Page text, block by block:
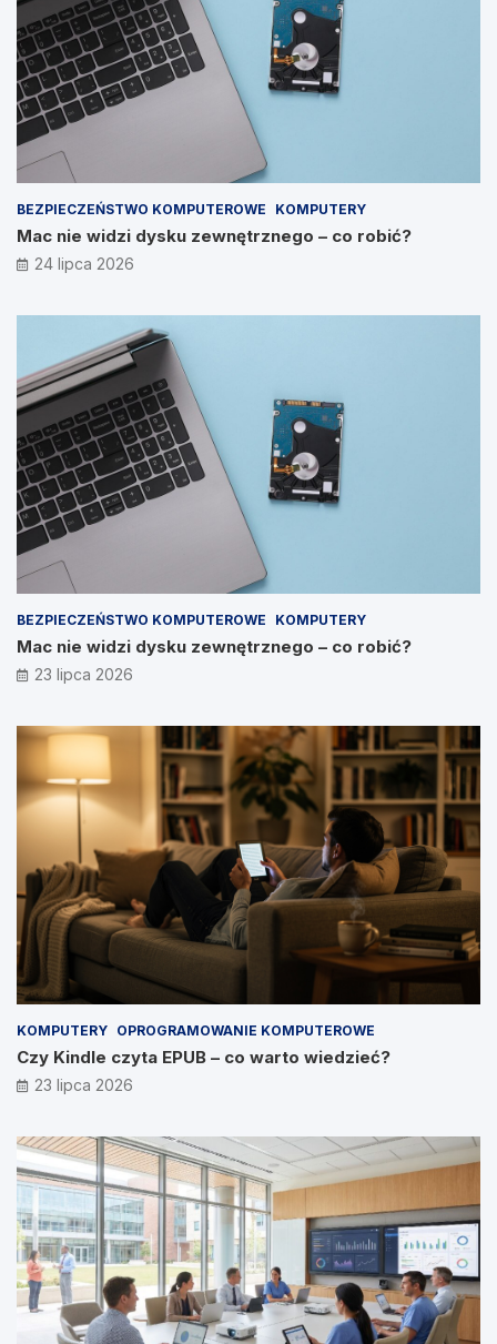
BEZPIECZEŃSTWO KOMPUTEROWE KOMPUTERY
Mac nie widzi dysku zewnętrznego – co robić?
24 lipca 2026
BEZPIECZEŃSTWO KOMPUTEROWE KOMPUTERY
Mac nie widzi dysku zewnętrznego – co robić?
23 lipca 2026
KOMPUTERY OPROGRAMOWANIE KOMPUTEROWE
Czy Kindle czyta EPUB – co warto wiedzieć?
23 lipca 2026